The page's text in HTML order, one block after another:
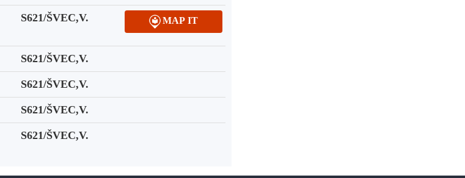
S621/ŠVEC,V. MAP IT
S621/ŠVEC,V.
S621/ŠVEC,V.
S621/ŠVEC,V.
S621/ŠVEC,V.